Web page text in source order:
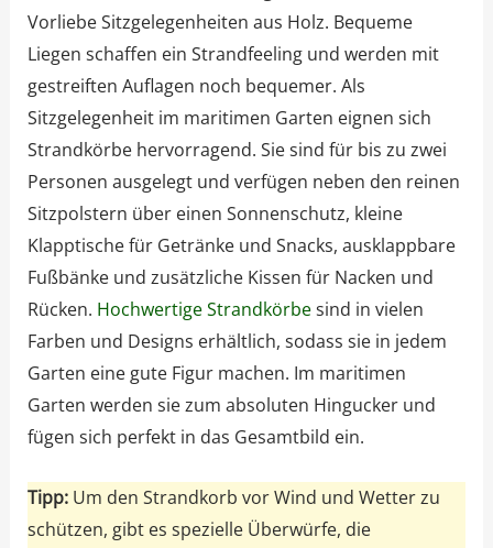
Vorliebe Sitzgelegenheiten aus Holz. Bequeme
Liegen schaffen ein Strandfeeling und werden mit
gestreiften Auflagen noch bequemer. Als
Sitzgelegenheit im maritimen Garten eignen sich
Strandkörbe hervorragend. Sie sind für bis zu zwei
Personen ausgelegt und verfügen neben den reinen
Sitzpolstern über einen Sonnenschutz, kleine
Klapptische für Getränke und Snacks, ausklappbare
Fußbänke und zusätzliche Kissen für Nacken und
Rücken. Hochwertige Strandkörbesind in vielen
Farben und Designs erhältlich, sodass sie in jedem
Garten eine gute Figur machen. Im maritimen
Garten werden sie zum absoluten Hingucker und
fügen sich perfekt in das Gesamtbild ein.
Tipp: Um den Strandkorb vor Wind und Wetter zu
schützen, gibt es spezielle Überwürfe, die